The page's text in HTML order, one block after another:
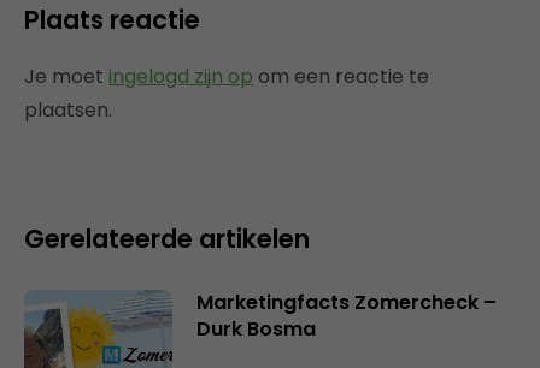
Plaats reactie
Je moet ingelogd zijn op om een reactie te
plaatsen.
Gerelateerde artikelen
Marketingfacts Zomercheck –
Durk Bosma